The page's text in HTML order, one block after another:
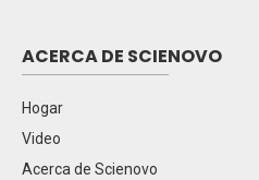
ACERCA DE SCIENOVO
Hogar
Video
Acerca de Scienovo